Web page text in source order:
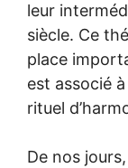
leur
siècle. Ce
place
est associé
rituel
De nos